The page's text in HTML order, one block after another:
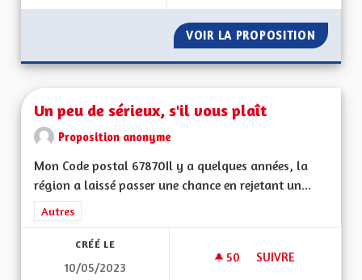
VOIR LA PROPOSITION UNE
Un peu de sérieux, s'il vous plaît
Proposition anonyme
Mon Code postal 67870Il y a quelques années, la
région a laissé passer une chance en rejetant un...
Filtrer les résultats de la catégorie : Autres
Autres
CRÉÉ LE
10/05/2023
50 50 ABONNÉS
SUIVRE